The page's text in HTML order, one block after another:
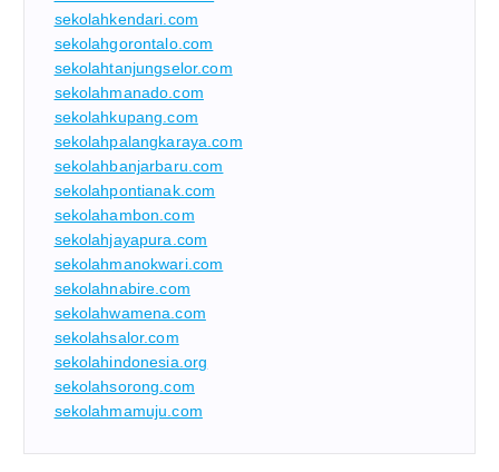
sekolahkendari.com
sekolahgorontalo.com
sekolahtanjungselor.com
sekolahmanado.com
sekolahkupang.com
sekolahpalangkaraya.com
sekolahbanjarbaru.com
sekolahpontianak.com
sekolahambon.com
sekolahjayapura.com
sekolahmanokwari.com
sekolahnabire.com
sekolahwamena.com
sekolahsalor.com
sekolahindonesia.org
sekolahsorong.com
sekolahmamuju.com